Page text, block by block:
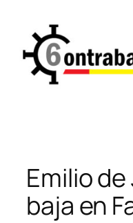
contenido
Emilio
baja en